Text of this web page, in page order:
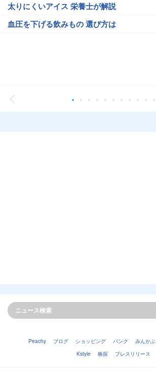
太りにくいアイス 栄養士が解説
血圧を下げる飲みもの 選び方は
Peachy ブログ ショッピング バンク みんかぶ
Kstyle
株探 プレスリリース